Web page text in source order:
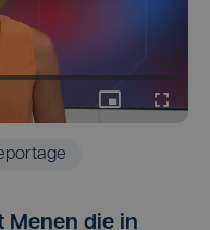
Menen die in